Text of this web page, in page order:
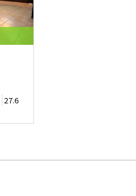
27.6